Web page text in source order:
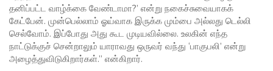
தனிப்பட்ட வாழ்க்கை வேண்டாமா?’ என்று நகைச்சுவையாகக்
கேட்பேன். முன்பெல்லாம் ஓய்வாக இருக்க மும்பை அல்லது டெல்லி
செல்வோம். இப்போது அது கூட முடியவில்லை. உலகின் எந்த
நாட்டுக்குச் சென்றாலும் யாராவது ஒருவர் வந்து ‘பாகுபலி’ என்று
அழைத்துவிடுகிறார்கள்.” என்கிறார்.